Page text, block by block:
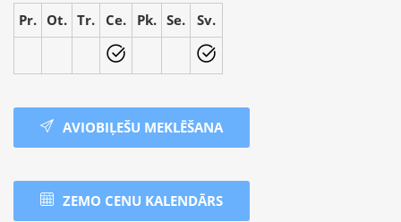
Pr. Ot. Tr. Ce. Pk. Se. Sv.
AVIOBIĻEŠU MEKLĒŠANA
ZEMO CENU KALENDĀRS